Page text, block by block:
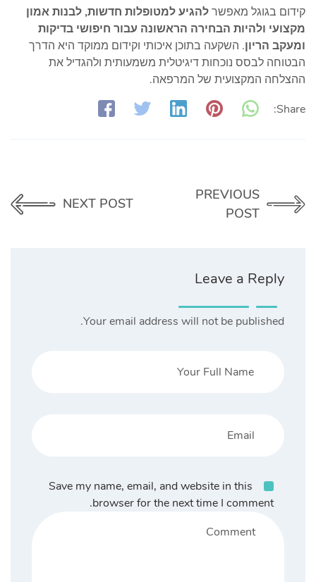
קידום בגוגל מאפשרלהגיע למטופלות חדשות, לבנות אמון
מקצועי ולהיות הבחירה הראשונה עבור חיפושי בדיקות
ומעקב הריון. השקעה בתוכן איכותי וקידום ממוקד היא הדרך
הבטוחה לבסס נוכחות דיגיטלית משמעותית ולהגדיל את
ההצלחה המקצועית של המרפאה.
Share:
PREVIOUS
POST
NEXT POST
Leave a Reply
Your email address will not be published.
Save my name, email, and website in this
browser for the next time I comment.